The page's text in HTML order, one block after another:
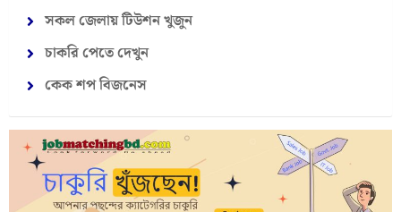
সকল জেলায় টিউশন খুজুন
চাকরি পেতে দেখুন
কেক শপ বিজনেস